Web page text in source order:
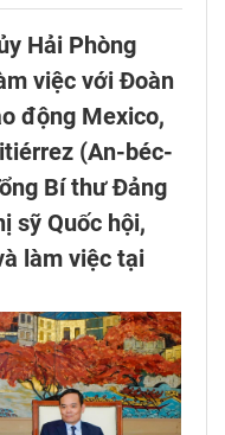
Hải Phòng
việc với Đoàn
động Mexico,
(An-béc-
Bí thư Đảng
sỹ Quốc hội,
làm việc tại